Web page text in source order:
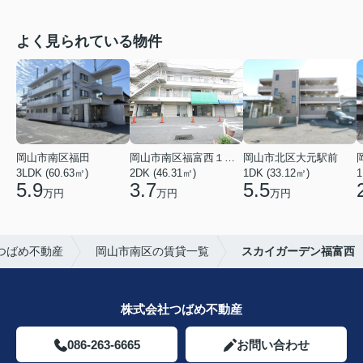
よく見られている物件
岡山市南区福田
3LDK (60.63㎡)
5.9万円
2DK (46.31㎡)
3.7万円
岡山市北区大元駅前
1DK (33.12㎡)
5.5万円
ばめ不動産 岡山市南区の賃貸一覧 スカイガーデン福富西
株式会社つばめ不動産
086-263-6665 お問い合わせ